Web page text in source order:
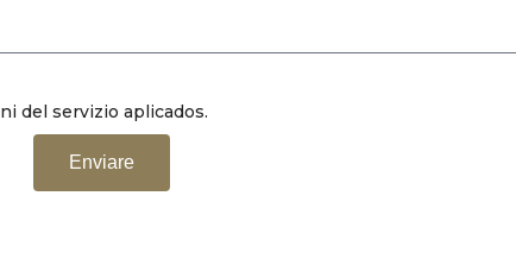
del servizio aplicados.
Enviare